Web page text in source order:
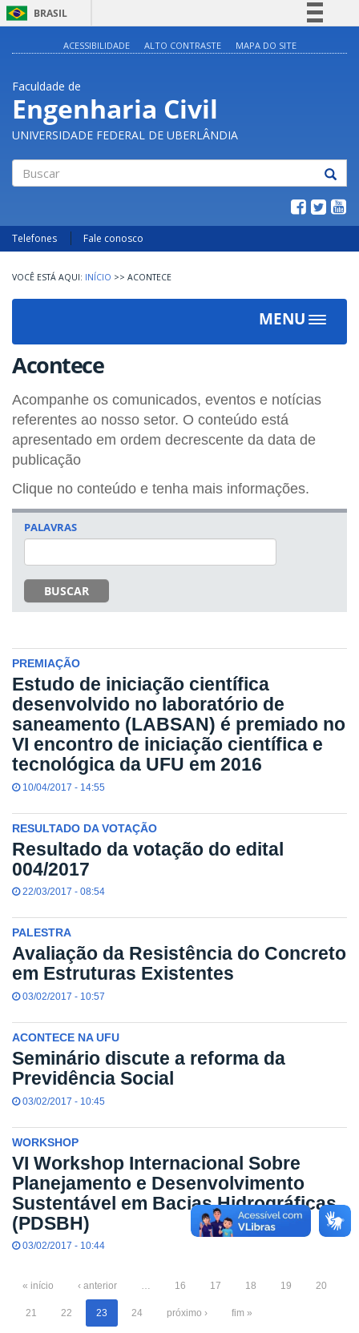
BRASIL
Legislação
Canais
ACESSIBILIDADE ALTO CONTRASTE MAPA DO SITE
Faculdade de
Engenharia Civil
UNIVERSIDADE FEDERAL DE UBERLÂNDIA
Telefones Fale conosco
INÍCIO >> ACONTECE
MENU
Toggle
Acontece
Acompanhe os comunicados, eventos e notícias
referentes ao nosso setor. O conteúdo está
apresentado em ordem decrescente da data de
publicação
Clique no conteúdo e tenha mais informações.
PALAVRAS
BUSCAR
PREMIAÇÃO
Estudo de iniciação científica
desenvolvido no laboratório de
saneamento (LABSAN) é premiado no
VI encontro de iniciação científica e
tecnológica da UFU em 2016
10/04/2017 - 14:55
RESULTADO DA VOTAÇÃO
Resultado da votação do edital
004/2017
22/03/2017 - 08:54
PALESTRA
Avaliação da Resistência do Concreto
em Estruturas Existentes
03/02/2017 - 10:57
ACONTECE NA UFU
Seminário discute a reforma da
Previdência Social
03/02/2017 - 10:45
WORKSHOP
VI Workshop Internacional Sobre
Planejamento e Desenvolvimento
Sustentável em Bacias Hidrográficas
(PDSBH)
03/02/2017 - 10:44
« início ‹ anterior … 16 17 18 19 20
21 22 23 24 próximo › fim »